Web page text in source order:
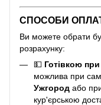
СПОСОБИ
Ви можете обрати
розрахунку:
💵 Готівкою
можлива при
Ужгород або
кур'єрською